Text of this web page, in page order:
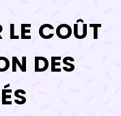
LE COÛT
DES